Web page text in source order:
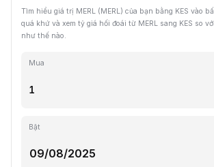
Tìm hiểu giá trị MERL (MERL) của bạn bằng KES vào
quá khứ và xem tỷ giá hối đoái từ MERL sang KES so
như thế nào.
Mua
Bật